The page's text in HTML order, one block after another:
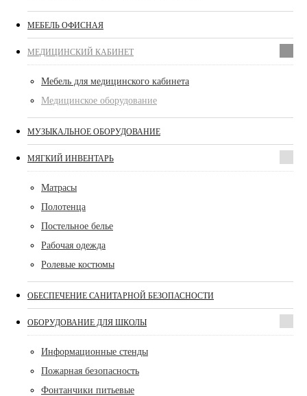
МЕБЕЛЬ ОФИСНАЯ
МЕДИЦИНСКИЙ КАБИНЕТ
Мебель для медицинского кабинета
Медицинское оборудование
МУЗЫКАЛЬНОЕ ОБОРУДОВАНИЕ
МЯГКИЙ ИНВЕНТАРЬ
Матрасы
Полотенца
Постельное белье
Рабочая одежда
Ролевые костюмы
ОБЕСПЕЧЕНИЕ САНИТАРНОЙ БЕЗОПАСНОСТИ
ОБОРУДОВАНИЕ ДЛЯ ШКОЛЫ
Информационные стенды
Пожарная безопасность
Фонтанчики питьевые